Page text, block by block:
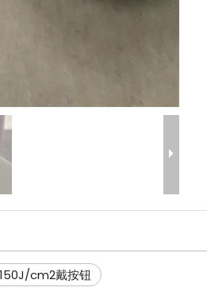
150J/cm2戴按钮